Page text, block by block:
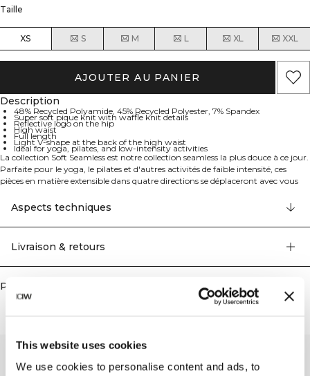
This website uses cookies
We use cookies to personalise content and ads, to
Taille
XS S M L XL XXL
AJOUTER AU PANIER
Description
48% Recycled Polyamide, 45% Recycled Polyester, 7% Spandex
Super soft pique knit with waffle knit details
Reflective logo on the hip
High waist
Full length
Light V-shape at the back of the high waist
Ideal for yoga, pilates, and low-intensity activities
La collection Soft Seamless est notre collection seamless la plus douce à ce jour.
Parfaite pour le yoga, le pilates et d'autres activités de faible intensité, ces
pièces en matière extensible dans quatre directions se déplaceront avec vous
gaufre et côtelée pour un style et un intérêt visuel supplémentaires. Pour de
meilleures performances et un confort optimal, nous vous recommandons de
choisir votre taille habituelle.
des sections en maille gaufre à l'arrière de la jambe et des détails côtelés. Taille
Longueur complète. 48% Polyamide Recyclé, 45% Polyester Recyclé, 7%
Elastan.
Aspects techniques
Livraison & retours
Produits similaires